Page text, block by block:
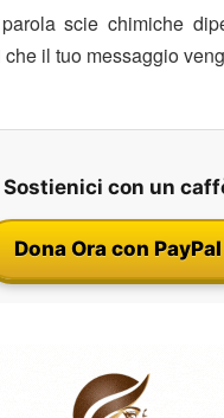
scie chimiche
il tuo messaggio
con un
Dona Ora con PayPal